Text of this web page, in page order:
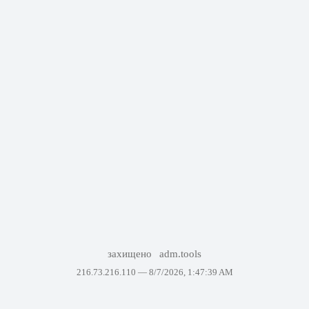
захищено adm.tools
216.73.216.110 — 8/7/2026, 1:47:39 AM